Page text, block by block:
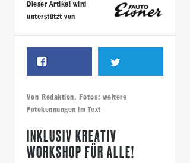
Dieser Artikel wird
unterstützt von
Von Redaktion, Fotos: weitere
Fotokennungen im Text
INKLUSIV KREATIV
WORKSHOP FÜR ALLE!